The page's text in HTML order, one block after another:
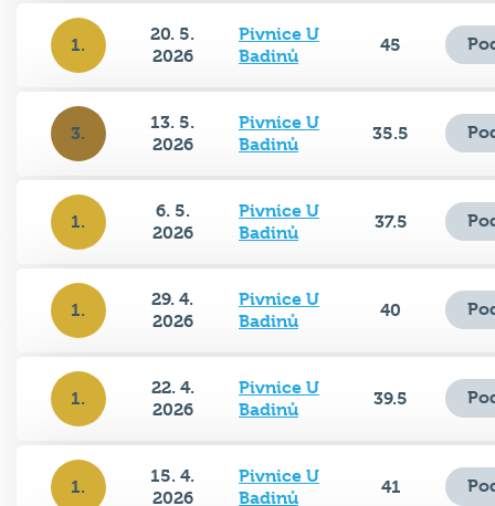
1.
20. 5.
2026
Pivnice U
Badinů
45
3.
13. 5.
2026
Pivnice U
Badinů
35.5
1.
6. 5.
2026
Pivnice U
Badinů
37.5
1.
29. 4.
2026
Pivnice U
Badinů
40
1.
22. 4.
2026
Pivnice U
Badinů
39.5
1.
15. 4.
2026
Pivnice U
Badinů
41